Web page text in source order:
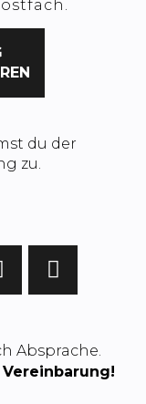
du der
zu.
Absprache.